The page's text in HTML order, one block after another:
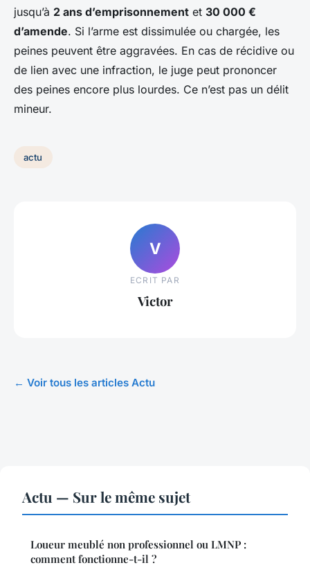
jusqu’à 2 ans d’emprisonnement et 30 000 €
d’amende. Si l’arme est dissimulée ou chargée, les
peines peuvent être aggravées. En cas de récidive ou
de lien avec une infraction, le juge peut prononcer
des peines encore plus lourdes. Ce n’est pas un délit
mineur.
actu
V
ECRIT PAR
Victor
← Voir tous les articles Actu
Actu — Sur le même sujet
Loueur meublé non professionnel ou LMNP :
comment fonctionne-t-il ?